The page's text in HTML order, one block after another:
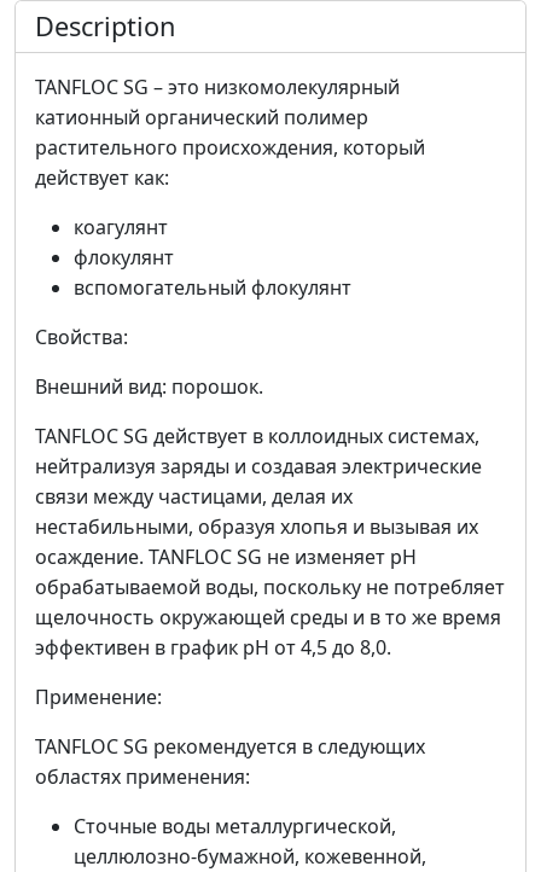
Description
TANFLOC SG – это низкомолекулярный
катионный органический полимер
растительного происхождения, который
действует как:
коагулянт
флокулянт
вспомогательный флокулянт
Свойства:
Внешний вид: порошок.
TANFLOC SG действует в коллоидных системах,
нейтрализуя заряды и создавая электрические
связи между частицами, делая их
нестабильными, образуя хлопья и вызывая их
осаждение. TANFLOC SG не изменяет pH
обрабатываемой воды, поскольку не потребляет
щелочность окружающей среды и в то же время
эффективен в график pH от 4,5 до 8,0.
Применение:
TANFLOC SG рекомендуется в следующих
областях применения:
Сточные воды металлургической,
целлюлозно-бумажной, кожевенной,